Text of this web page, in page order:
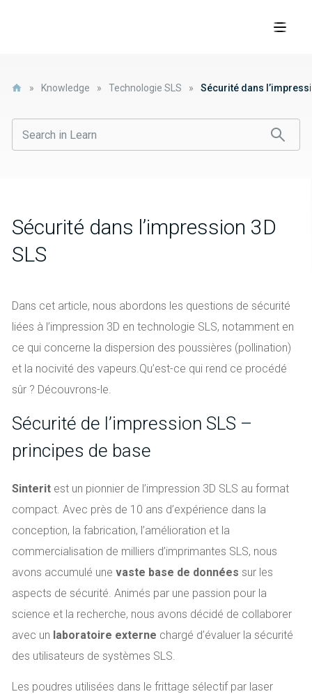
» Knowledge » Technologie SLS » Sécurité dans
Sécurité dans l’impression 3D
SLS
Dans cet article, nous abordons les questions de sécurité
liées à l’impression 3D en technologie SLS, notamment en
ce qui concerne la dispersion des poussières (pollination)
et la nocivité des vapeurs.Qu’est-ce qui rend ce procédé
sûr ? Découvrons-le.
Sécurité de l’impression SLS –
principes de base
Sinterit est un pionnier de l’impression 3D SLS au format
compact. Avec près de 10 ans d’expérience dans la
conception, la fabrication, l’amélioration et la
commercialisation de milliers d’imprimantes SLS, nous
avons accumulé une vaste base de données sur les
aspects de sécurité. Animés par une passion pour la
science et la recherche, nous avons décidé de collaborer
avec un laboratoire externe chargé d’évaluer la sécurité
des utilisateurs de systèmes SLS.
Les poudres utilisées dans le frittage sélectif par laser